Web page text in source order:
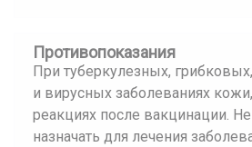
Противопоказания
При туберкулезных,
и вирусных заболеваниях
реакциях после вакцинации.
назначать для лечения